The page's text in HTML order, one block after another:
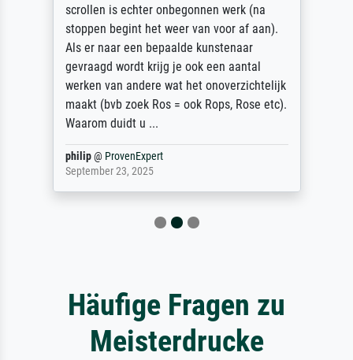
scrollen is echter onbegonnen werk (na
stoppen begint het weer van voor af aan).
Als er naar een bepaalde kunstenaar
gevraagd wordt krijg je ook een aantal
werken van andere wat het onoverzichtelijk
maakt (bvb zoek Ros = ook Rops, Rose etc).
Waarom duidt u ...
philip@ ProvenExpert
September 23, 2025
Häufige Fragen zu
Meisterdrucke